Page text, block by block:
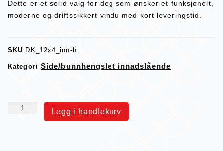
Dette er et solid valg for deg som ønsker et funksjonelt,
moderne og driftssikkert vindu med kort leveringstid.
SKU DK_12x4_inn-h
Kategori Side/bunnhengslet innadslående
Legg i handlekurv